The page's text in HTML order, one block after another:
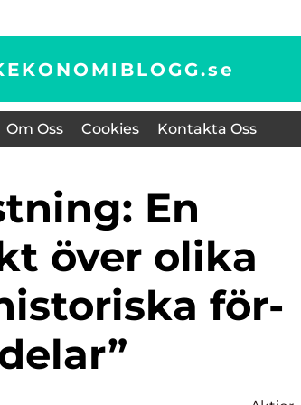
se
Om Oss Cookies Kontakta Oss
över olika
för-